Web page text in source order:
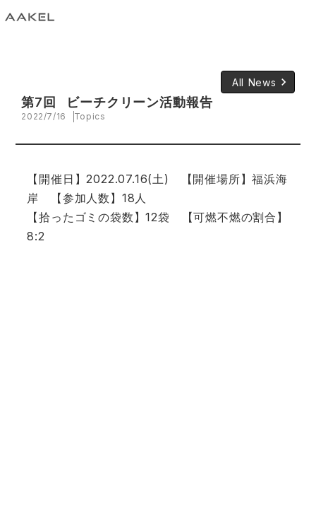
All News keyboard_arrow_right
第7回 ビーチクリーン活動報告
2022/7/16 Topics
【開催日】2022.07.16(土) 【開催場所】福浜海
岸 【参加人数】18人
【拾ったゴミの袋数】12袋 【可燃不燃の割合】
8:2